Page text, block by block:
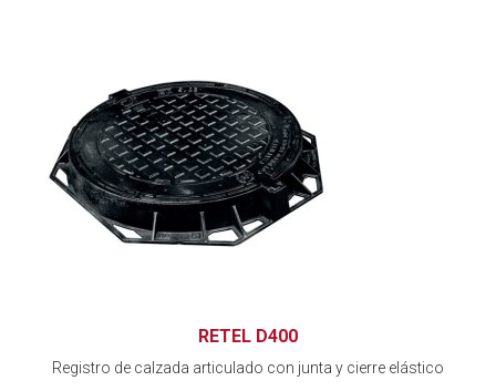
RETEL D400
Registro de calzada articulado con junta y cierre elástico